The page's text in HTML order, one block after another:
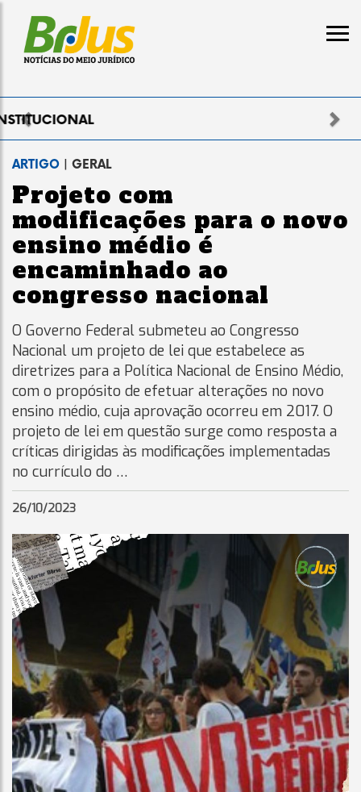
Previous
ARTIGO | GERAL
Projeto com
modificações para o novo
ensino médio é
encaminhado ao
congresso nacional
O Governo Federal submeteu ao Congresso
Nacional um projeto de lei que estabelece as
diretrizes para a Política Nacional de Ensino Médio,
com o propósito de efetuar alterações no novo
ensino médio, cuja aprovação ocorreu em 2017. O
projeto de lei em questão surge como resposta a
críticas dirigidas às modificações implementadas
no currículo do …
26/10/2023